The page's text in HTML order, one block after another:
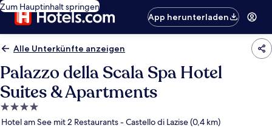
Zum Hauptinhalt springen
App herunterladen
Alle Unterkünfte anzeigen
Palazzo della Scala Spa Hotel
Suites & Apartments
4.0-
Sterne-
Hotel am See mit 2 Restaurants - Castello di Lazise (0,4 km)